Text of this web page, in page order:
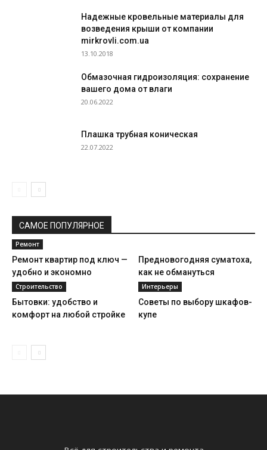
Надежные кровельные материалы для
возведения крыши от компании
mirkrovli.com.ua
13.10.2018
Обмазочная гидроизоляция: сохранение
вашего дома от влаги
20.06.2022
Плашка трубная коническая
22.07.2022
САМОЕ ПОПУЛЯРНОЕ
Ремонт
Ремонт квартир под ключ —
удобно и экономно
Предновогодняя суматоха,
как не обмануться
Строительство
Бытовки: удобство и
комфорт на любой стройке
Интерьеры
Советы по выбору шкафов-
купе